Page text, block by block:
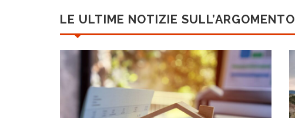
LE ULTIME NOTIZIE SULL’ARGOMENTO